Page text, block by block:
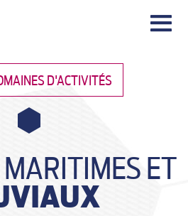
|||
D'ACTIVITÉS
ET